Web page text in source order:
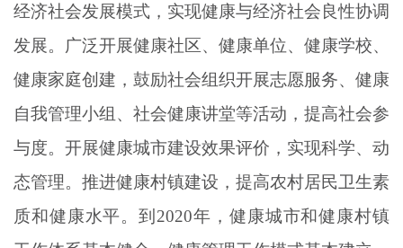
经济社会发展模式，实现健康与经济社会良性协调
发展。广泛开展健康社区、健康单位、健康学校、
健康家庭创建，鼓励社会组织开展志愿服务、健康
自我管理小组、社会健康讲堂等活动，提高社会参
与度。开展健康城市建设效果评价，实现科学、动
态管理。推进健康村镇建设，提高农村居民卫生素
质和健康水平。到2020年，健康城市和健康村镇